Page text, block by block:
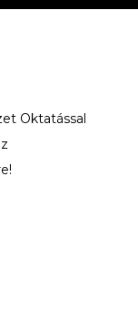
Oktatással